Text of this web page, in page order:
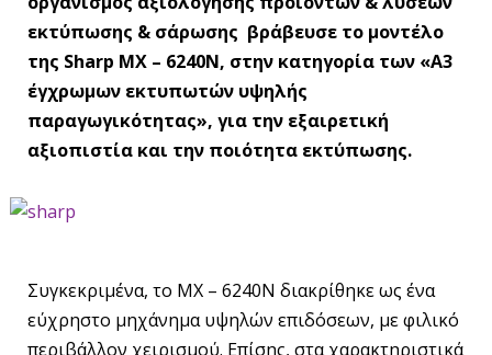
εκτύπωσης & σάρωσης βράβευσε το μοντέλο
της Sharp MX – 6240N, στην κατηγορία των «Α3
έγχρωμων εκτυπωτών υψηλής
παραγωγικότητας», για την εξαιρετική
αξιοπιστία και την ποιότητα εκτύπωσης.
Συγκεκριμένα, το MX – 6240N διακρίθηκε ως ένα
εύχρηστο μηχάνημα υψηλών επιδόσεων, με φιλικό
περιβάλλον χειρισμού. Επίσης, στα χαρακτηριστικά